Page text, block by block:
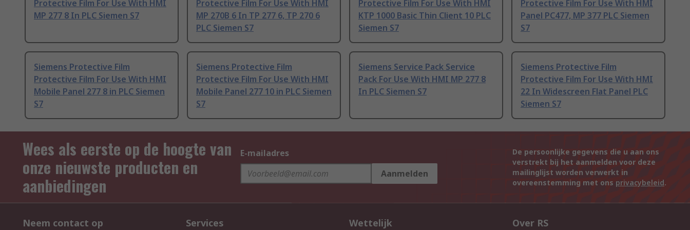
Protective Film For Use With HMI
MP 277 8 In PLC Siemen S7
Protective Film For Use With HMI
MP 270B 6 In TP 277 6, TP 270 6
PLC Siemen S7
Protective Film For Use With HMI
KTP 1000 Basic Thin Client 10 PLC
Siemen S7
Protective Film For Use With HMI
Panel PC477, MP 377 PLC Siemen
S7
Siemens Protective Film
Protective Film For Use With HMI
Mobile Panel 277 8 in PLC Siemen
S7
Siemens Protective Film
Protective Film For Use With HMI
Mobile Panel 277 10 in PLC Siemen
S7
Siemens Service Pack Service
Pack For Use With HMI MP 277 8
In PLC Siemen S7
Siemens Protective Film
Protective Film For Use With HMI
22 In Widescreen Flat Panel PLC
Siemen S7
Wees als eerste op de hoogte van
onze nieuwste producten en
aanbiedingen
E-mailadres
Aanmelden
De persoonlijke gegevens die u aan ons
verstrekt bij het aanmelden voor deze
mailinglijst worden verwerkt in
overeenstemming met ons privacybeleid.
Neem contact op Services Wettelijk Over RS